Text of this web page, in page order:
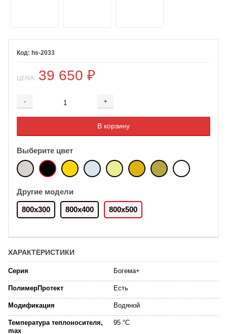
hs-2033
ЦЕНА: 39 650 ₽
- +
Добавляется...
В корзину
Добавлен
Выберите цвет
Другие модели
800х300 800x400 800x500
ХАРАКТЕРИСТИКИ
Серия Богема+
ПолимерПротект Есть
Модификация Водяной
Температура теплоносителя,
max
95 °C